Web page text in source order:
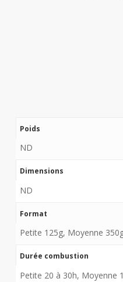
Poids
ND
Dimensions
ND
Format
Petite 125g, Moyenne
Durée combustion
Petite 20 à 30h, Moyenne